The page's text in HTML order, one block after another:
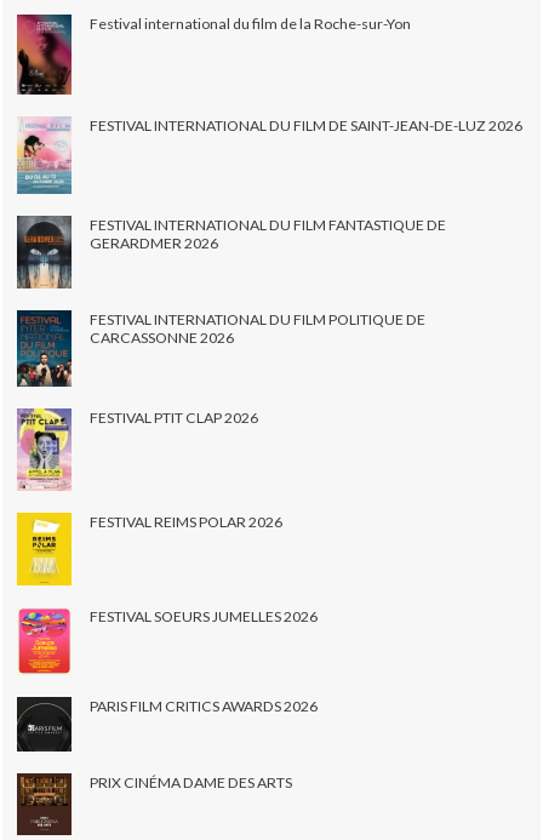
Festival international du film de la Roche-sur-Yon
FESTIVAL INTERNATIONAL DU FILM DE SAINT-JEAN-DE-LUZ 2026
FESTIVAL INTERNATIONAL DU FILM FANTASTIQUE DE
GERARDMER 2026
FESTIVAL INTERNATIONAL DU FILM POLITIQUE DE
CARCASSONNE 2026
FESTIVAL PTIT CLAP 2026
FESTIVAL REIMS POLAR 2026
FESTIVAL SOEURS JUMELLES 2026
PARIS FILM CRITICS AWARDS 2026
PRIX CINÉMA DAME DES ARTS